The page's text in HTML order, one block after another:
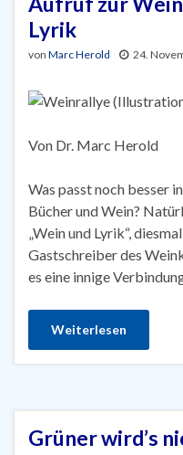
Lyrik
von Marc Herold 24.
Von Dr. Marc Herold
Was passt noch besser
Bücher und Wein?
„Wein und Lyrik“,
Gastschreiber des
es eine innige Verbindung
Weiterlesen
Grüner wird’s